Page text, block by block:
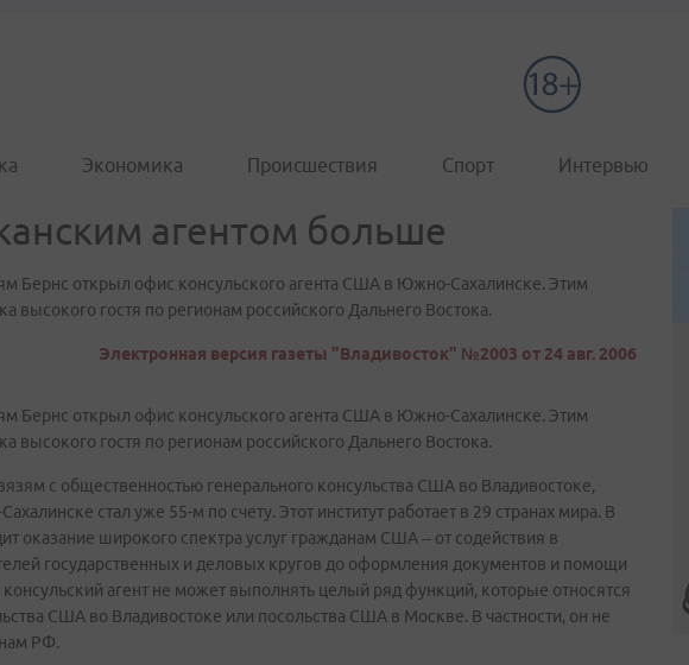
Экономика Происшествия Спорт Интервью
агентом больше
Бернс открыл офис консульского агента США в Южно-Сахалинске. Этим
высокого гостя по регионам российского Дальнего Востока.
Электронная версия газеты "Владивосток" №2003 от 24 авг. 2006
Бернс открыл офис консульского агента США в Южно-Сахалинске. Этим
высокого гостя по регионам российского Дальнего Востока.
с общественностью генерального консульства США во Владивостоке,
стал уже 55-м по счету. Этот институт работает в 29 странах мира. В
оказание широкого спектра услуг гражданам США – от содействия в
государственных и деловых кругов до оформления документов и помощи
агент не может выполнять целый ряд функций, которые относятся
США во Владивостоке или посольства США в Москве. В частности, он не
РФ.